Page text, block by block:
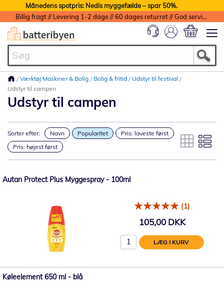
Månedens spotpris: Nedis myggefælde – spar 50%.
Billig fragt // Levering 1-2 dage // 60 dages returret // God service med garanti
Værktøj Maskiner & Bolig Bolig & fritid
Udstyr til festival
Udstyr til campen
Udstyr til campen
Sorter efter: Navn Popularitet
Pris: laveste først
Pris: højest først
Autan Protect Plus Myggespray - 100ml
(1)
105,00 DKK
LÆG I KURV
Køleelement 650 ml - blå